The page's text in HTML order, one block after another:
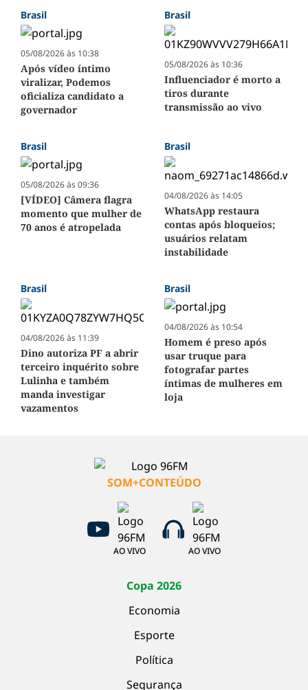
Brasil
05/08/2026 às 10:38
Após vídeo íntimo
viralizar, Podemos
oficializa candidato a
governador
Brasil
05/08/2026 às 10:36
Influenciador é morto a
tiros durante
transmissão ao vivo
Brasil
05/08/2026 às 09:36
[VÍDEO] Câmera flagra
momento que mulher de
70 anos é atropelada
Brasil
04/08/2026 às 14:05
WhatsApp restaura
contas após bloqueios;
usuários relatam
instabilidade
Brasil
04/08/2026 às 11:39
Dino autoriza PF a abrir
terceiro inquérito sobre
Lulinha e também
manda investigar
vazamentos
Brasil
04/08/2026 às 10:54
Homem é preso após
usar truque para
fotografar partes
íntimas de mulheres em
loja
SOM+CONTEÚDO
AO VIVO AO VIVO
Copa 2026
Economia
Esporte
Política
Segurança